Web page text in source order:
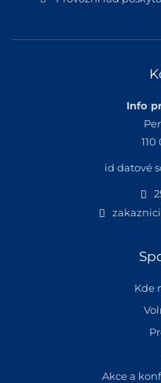
Info
110
id datové
Kde
Akce a